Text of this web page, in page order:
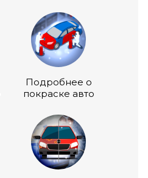
Подробнее о
покраске авто